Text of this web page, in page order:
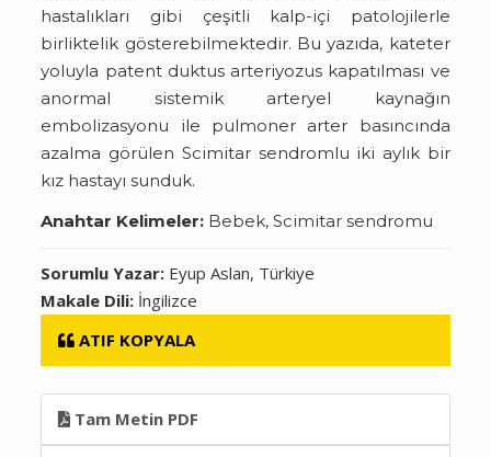
hastalıkları gibi çeşitli kalp-içi patolojilerle
birliktelik gösterebilmektedir. Bu yazıda, kateter
yoluyla patent duktus arteriyozus kapatılması ve
anormal sistemik arteryel kaynağın
embolizasyonu ile pulmoner arter basıncında
azalma görülen Scimitar sendromlu iki aylık bir
kız hastayı sunduk.
Anahtar Kelimeler: Bebek, Scimitar sendromu
Sorumlu Yazar: Eyup Aslan, Türkiye
Makale Dili: İngilizce
ATIF KOPYALA
Tam Metin PDF